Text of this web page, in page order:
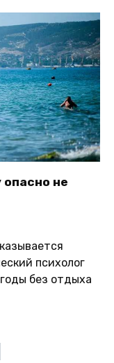
опасно не
психолог
без отдыха